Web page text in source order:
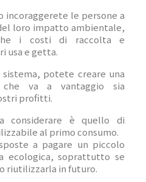
incoraggerete le persone a
loro impatto ambientale,
i costi di raccolta e
usa e getta.
potete creare una
che va a vantaggio sia
profitti.
considerare è quello di
al primo consumo.
a pagare un piccolo
ecologica, soprattutto se
riutilizzarla in futuro.